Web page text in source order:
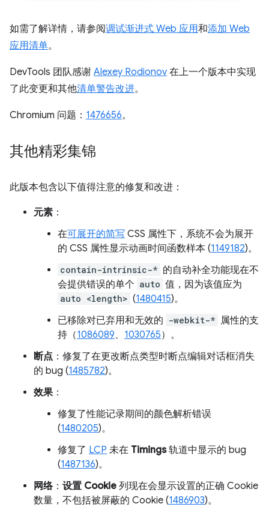
如需了解详情，请参阅调试渐进式 Web 应用和添加 Web
应用清单。
DevTools 团队感谢 Alexey Rodionov 在上一个版本中实现
了此变更和其他清单警告改进。
Chromium 问题： 1476656。
其他精彩集锦
此版本包含以下值得注意的修复和改进：
元素 ：
在可展开的简写 CSS 属性下，系统不会为展开
的 CSS 属性显示动画时间函数样本 (1149182)。
contain-intrinsic-* 的自动补全功能现在不
会提供错误的单个 auto 值，因为该值应为
auto <length> (1480415)。
已移除对已弃用和无效的 -webkit-* 属性的支
持（1086089、 1030765）。
断点 ：修复了在更改断点类型时断点编辑对话框消失
的 bug (1485782)。
效果 ：
修复了性能记录期间的颜色解析错误
(1480205)。
修复了 LCP 未在 Timings轨道中显示的 bug
(1487136)。
网络： 设置 Cookie 列现在会显示设置的正确 Cookie
数量，不包括被屏蔽的 Cookie (1486903)。